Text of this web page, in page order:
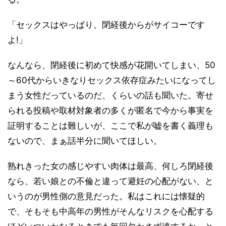
「セックスはやっぱり、閉経後からがサイコーです
よ!」
なんなら、閉経後に初めて快感が花開いてしまい、50
～60代からいきなりセックス依存症みたいになってし
まう女性だっているのだ、くらいの話も聞いた。寄せ
られる投稿や取材対象者の多くが匿名で今から事実を
証明することは難しいが、ここで私が嘘を書く義理も
ないので、まぁ話半分に聞いてほしい。
熟れきった女の感じやすい肉体は最高、何しろ閉経後
なら、若い娘との不倫と違って避妊の心配がない、と
いうのが男性側の意見だった。私はこれには懐疑的
で、そもそも中高年の男性がそんなリスクを心配する